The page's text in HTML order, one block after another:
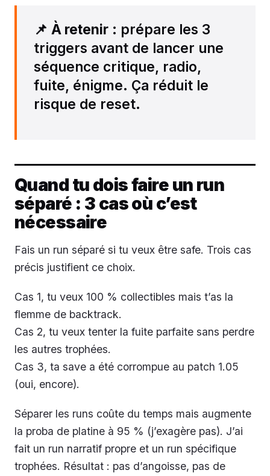
📌 À retenir : prépare les 3
triggers avant de lancer une
séquence critique, radio,
fuite, énigme. Ça réduit le
risque de reset.
Quand tu dois faire un run
séparé : 3 cas où c’est
nécessaire
Fais un run séparé si tu veux être safe. Trois cas
précis justifient ce choix.
Cas 1, tu veux 100 % collectibles mais t’as la
flemme de backtrack.
Cas 2, tu veux tenter la fuite parfaite sans perdre
les autres trophées.
Cas 3, ta save a été corrompue au patch 1.05
(oui, encore).
Séparer les runs coûte du temps mais augmente
la proba de platine à 95 % (j’exagère pas). J’ai
fait un run narratif propre et un run spécifique
trophées. Résultat : pas d’angoisse, pas de